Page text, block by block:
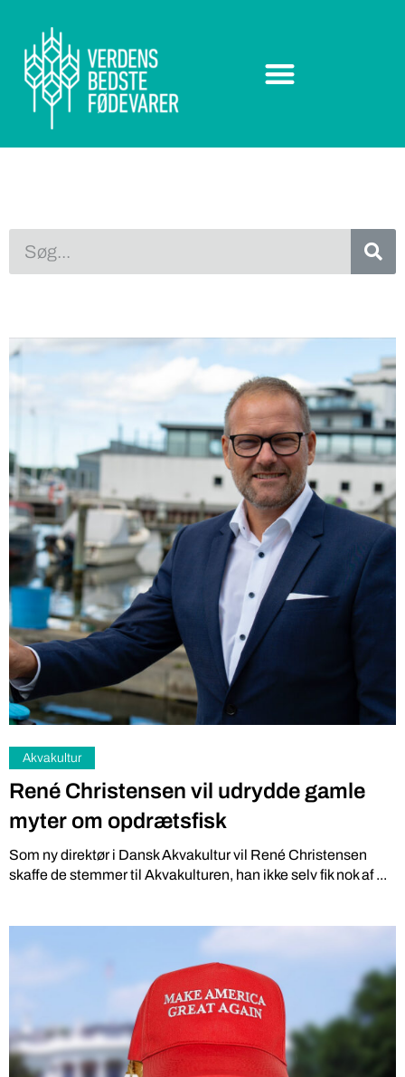
Akvakultur
René Christensen vil udrydde gamle
myter om opdrætsfisk
Som ny direktør i Dansk Akvakultur vil René Christensen
skaffe de stemmer til Akvakulturen, han ikke selv fik nok af ...